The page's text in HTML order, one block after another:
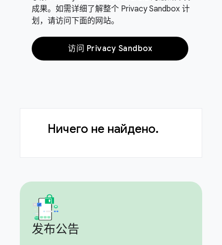
成果。如需详细了解整个 Privacy Sandbox 计
划，请访问下面的网站。
访问 Privacy Sandbox
Ничего не найдено.
发布公告